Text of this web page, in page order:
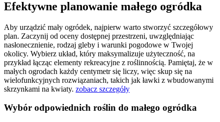
Efektywne planowanie małego ogródka
Aby urządzić mały ogródek, najpierw warto stworzyć szczegółowy
plan. Zaczynij od oceny dostępnej przestrzeni, uwzględniając
nasłonecznienie, rodzaj gleby i warunki pogodowe w Twojej
okolicy. Wybierz układ, który maksymalizuje użyteczność, na
przykład łącząc elementy rekreacyjne z roślinnością. Pamiętaj, że w
małych ogrodach każdy centymetr się liczy, więc skup się na
wielofunkcyjnych rozwiązaniach, takich jak ławki z wbudowanymi
skrzynkami na kwiaty. zobacz szczegóły
Wybór odpowiednich roślin do małego ogródka